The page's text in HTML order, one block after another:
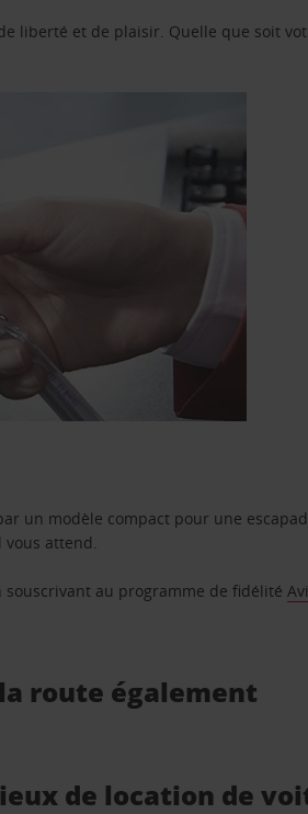
liberté et de plaisir. Quelle que soit
un modèle compact pour une
vous attend.
souscrivant au programme de fidélité
route également
de location de